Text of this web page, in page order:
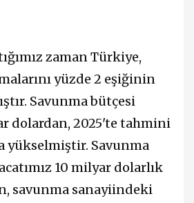
zaman Türkiye,
yüzde 2 eşiğinin
Savunma bütçesi
dolardan, 2025'te tahmini
yükselmiştir. Savunma
10 milyar dolarlık
savunma sanayiindeki